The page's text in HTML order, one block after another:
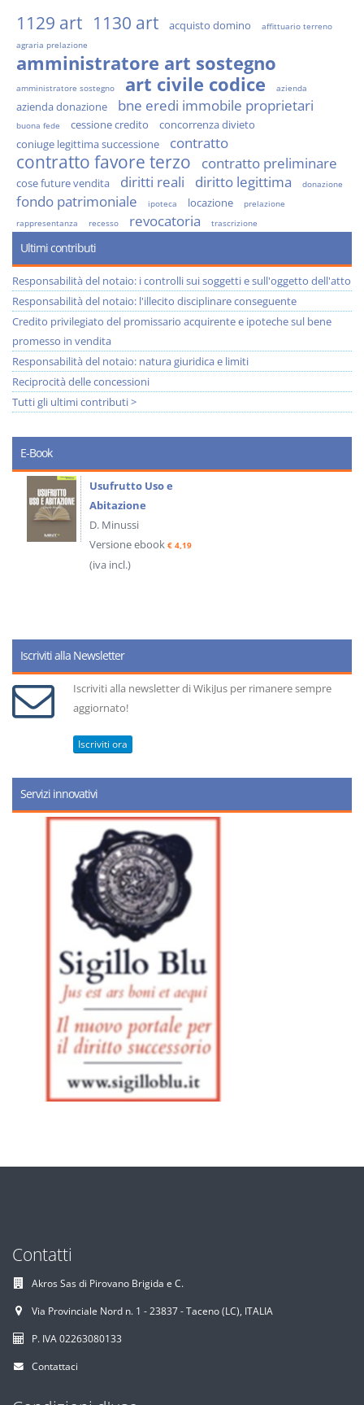
1129 art 1130 art acquisto domino
affittuario terreno
agraria prelazione
amministratore art sostegno
amministratore sostegno art civile codice azienda
azienda donazione bne eredi immobile proprietari
buona fede cessione credito
concorrenza divieto
coniuge legittima successione
contratto
contratto favore terzo contratto preliminare
cose future vendita diritti reali diritto legittima donazione
fondo patrimoniale ipoteca locazione
prelazione
rappresentanza
recesso revocatoria trascrizione
Ultimi contributi
Responsabilità del notaio: i controlli sui soggetti e sull'oggetto dell'atto
Responsabilità del notaio: l'illecito disciplinare conseguente
Credito privilegiato del promissario acquirente e ipoteche sul bene
promesso in vendita
Responsabilità del notaio: natura giuridica e limiti
Reciprocità delle concessioni
Tutti gli ultimi contributi >
E-Book
Usufrutto Uso e
Abitazione
D. Minussi
Versione ebook € 4,19
(iva incl.)
Iscriviti alla Newsletter
Iscriviti alla newsletter di WikiJus per rimanere sempre
aggiornato!
Iscriviti ora
Servizi innovativi
Contatti
Akros Sas di Pirovano Brigida e C.
Via Provinciale Nord n. 1 - 23837 - Taceno (LC), ITALIA
P. IVA 02263080133
Contattaci